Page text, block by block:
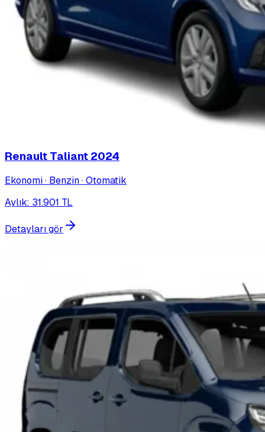
Renault Taliant 2024
Ekonomi · Benzin · Otomatik
Aylık: 31.901 TL
Detayları gör